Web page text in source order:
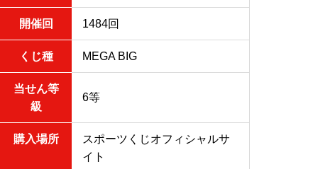
開催回 1484回
くじ種 MEGA BIG
当せん等
級
6等
購入場所
スポーツくじオフィシャルサ
イト